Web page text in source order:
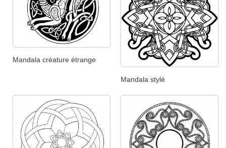
Mandala créature étrange
Mandala stylé